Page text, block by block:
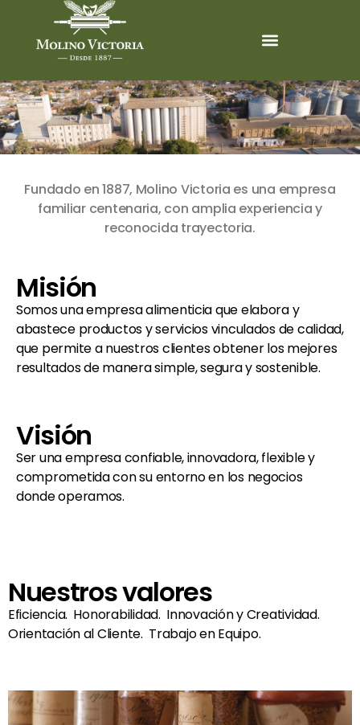
Fundado en 1887, Molino Victoria es una empresa
familiar centenaria, con amplia experiencia y
reconocida trayectoria.
Misión
Somos una empresa alimenticia que elabora y
abastece productos y servicios vinculados de calidad,
que permite a nuestros clientes obtener los mejores
resultados de manera simple, segura y sostenible.
Visión
Ser una empresa confiable, innovadora, flexible y
comprometida con su entorno en los negocios
donde operamos.
Nuestros valores
Eficiencia. Honorabilidad. Innovación y Creatividad.
Orientación al Cliente. Trabajo en Equipo.